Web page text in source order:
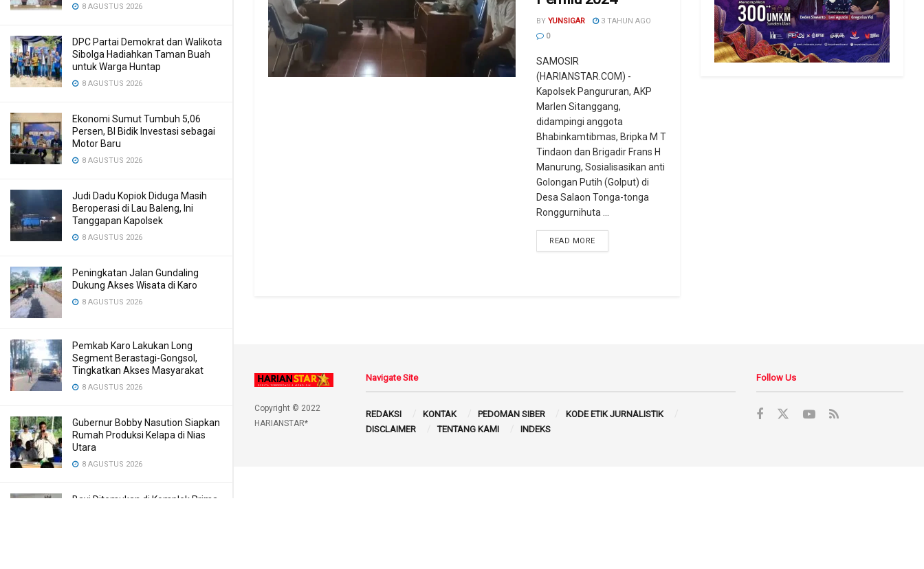
8 AGUSTUS 2026
DPC Partai Demokrat dan Walikota
Sibolga Hadiahkan Taman Buah
untuk Warga Huntap
8 AGUSTUS 2026
Ekonomi Sumut Tumbuh 5,06
Persen, BI Bidik Investasi sebagai
Motor Baru
8 AGUSTUS 2026
Judi Dadu Kopiok Diduga Masih
Beroperasi di Lau Baleng, Ini
Tanggapan Kapolsek
8 AGUSTUS 2026
Peningkatan Jalan Gundaling
Dukung Akses Wisata di Karo
8 AGUSTUS 2026
Pemkab Karo Lakukan Long
Segment Berastagi-Gongsol,
Tingkatkan Akses Masyarakat
8 AGUSTUS 2026
Gubernur Bobby Nasution Siapkan
Rumah Produksi Kelapa di Nias
Utara
8 AGUSTUS 2026
Bayi Ditemukan di Komplek Prima
BY YUNSIGAR
3 TAHUN AGO
0
SAMOSIR
(HARIANSTAR.COM) -
Kapolsek Pangururan, AKP
Marlen Sitanggang,
didampingi anggota
Bhabinkamtibmas, Bripka M T
Tindaon dan Brigadir Frans H
Manurung, Sosialisasikan anti
Golongan Putih (Golput) di
Desa Salaon Tonga-tonga
Ronggurnihuta ...
READ MORE
Copyright © 2022
HARIANSTAR*
Navigate Site
REDAKSI KONTAK PEDOMAN SIBER
KODE ETIK JURNALISTIK
DISCLAIMER
TENTANG KAMI INDEKS
Follow Us